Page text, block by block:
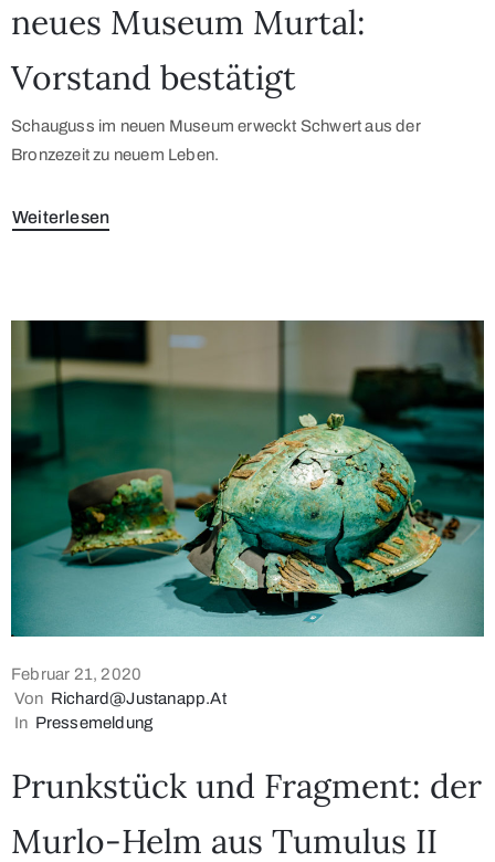
neues Museum Murtal:
Vorstand bestätigt
Schauguss im neuen Museum erweckt Schwert aus der
Bronzezeit zu neuem Leben.
Weiterlesen
Februar 21, 2020
Von Richard@justanapp.at
In Pressemeldung
Prunkstück und Fragment: der
Murlo-Helm aus Tumulus II